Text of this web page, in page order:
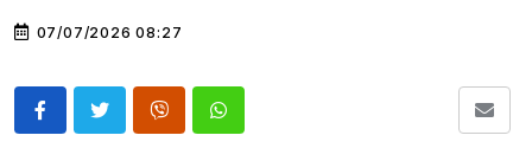
07/07/2026 08:27